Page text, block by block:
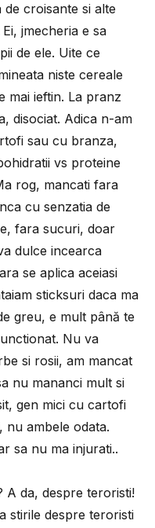
de croisante si alte
jmecheria e sa
de ele. Uite ce
niste cereale
mai ieftin. La pranz
disociat. Adica n-am
sau cu branza,
vs proteine
rog, mancati fara
cu senzatia de
fara sucuri, doar
dulce incearca
se aplica aceiasi
sticksuri daca ma
greu, e mult până te
Nu va
si rosii, am mancat
nu mananci mult si
gen mici cu cartofi
nu ambele odata.
sa nu ma injurati..
A da, despre teroristi!
stirile despre teroristi